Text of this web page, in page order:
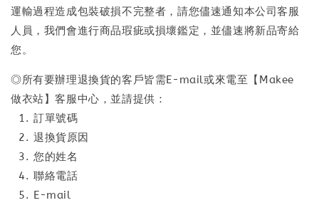
運輸過程造成包裝破損不完整者，請您儘速通知本公司客服
人員，我們會進行商品瑕疵或損壞鑑定，並儘速將新品寄給
您。
◎所有要辦理退換貨的客戶皆需E-mail或來電至【Makee
做衣站】客服中心，並請提供：
1. 訂單號碼
2. 退換貨原因
3. 您的姓名
4. 聯絡電話
5. E-mail